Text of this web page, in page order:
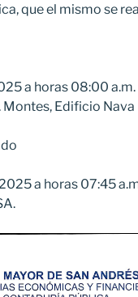
que el mismo se
a horas 08:00
Montes, Edificio
a horas 07:45